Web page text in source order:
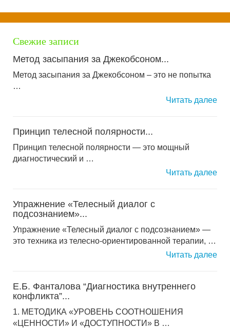
Свежие записи
Метод засыпания за Джекобсоном...
Метод засыпания за Джекобсоном – это не попытка
…
Читать далее
Принцип телесной полярности...
Принцип телесной полярности — это мощный
диагностический и …
Читать далее
Упражнение «Телесный диалог с
подсознанием»...
Упражнение «Телесный диалог с подсознанием» —
это техника из телесно-ориентированной терапии, …
Читать далее
Е.Б. Фанталова “Диагностика внутреннего
конфликта”...
1. MЕТОДИКА «УРОBЕНЬ СООТНОШЕНИЯ
«ЦЕННОСТИ» И «ДОСТУПНОСТИ» B …